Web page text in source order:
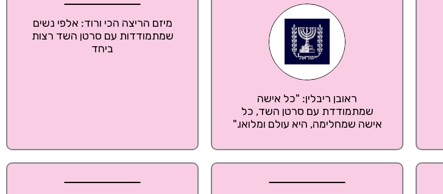
ראובן ריבלין: "כל אישה
שמתמודדת עם סרטן השד, כל
אישה שמחלימה, היא עולם ומלואו."
מיזם הריצה הכי ורוד: אלפי נשים
שמתמודדות עם סרטן השד רצות
ביחד